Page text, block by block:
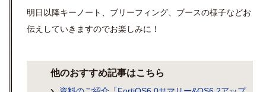
明日以降キーノート、ブリーフィング、ブースの様子などお
伝えしていきますのでお楽しみに！
他のおすすめ記事はこちら